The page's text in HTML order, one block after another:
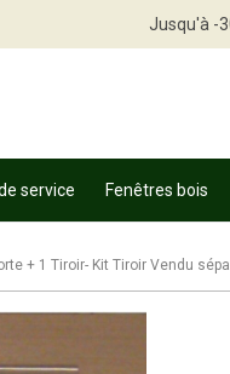
Jusqu'à -
service Fenêtres bois
+ 1 Tiroir- Kit Tiroir Vendu